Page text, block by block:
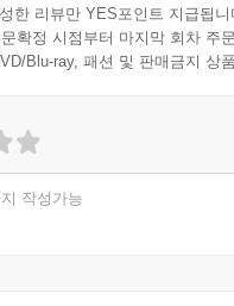
한 리뷰만 YES포인트 지급됩니
확정 시점부터 마지막 회차 주
Blu-ray, 패션 및 판매금지 상
작성가능